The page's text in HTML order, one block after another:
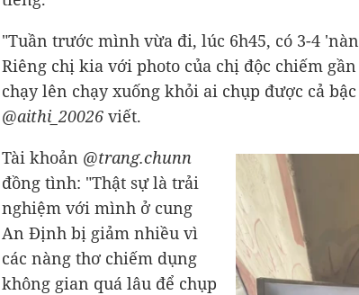
"Tuần trước mình vừa đi, lúc 6h45, có 3-4
Riêng chị kia với photo của chị độc chiếm
chạy lên chạy xuống khỏi ai chụp được cả
@aithi_20026 viết.
Tài khoản @trang.chunn
đồng tình: "Thật sự là trải
nghiệm với mình ở cung
An Định bị giảm nhiều vì
các nàng thơ chiếm dụng
không gian quá lâu để chụp